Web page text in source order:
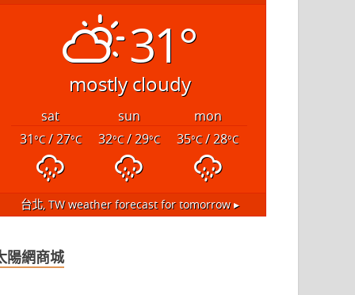
31°
mostly cloudy
sat sun
mon
31°C/ 27°C 32°C/ 29°C 35°C/ 28°C
台北, TWweather forecast for tomorrow ▸
陽網商城